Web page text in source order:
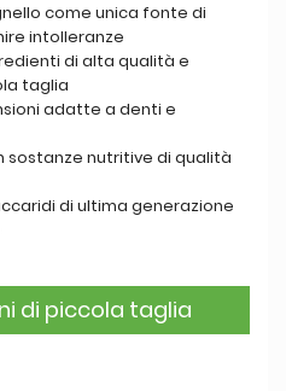
come unica fonte di
intolleranze
di alta qualità e
taglia
adatte a denti e
sostanze nutritive di qualità
di ultima generazione
di piccola taglia